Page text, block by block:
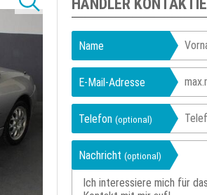
HÄNDLER
Name
E-Mail-Adresse
Telefon (optional)
Nachricht (optional)